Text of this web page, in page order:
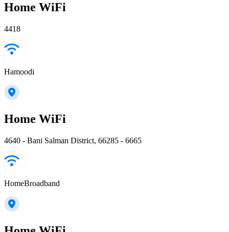
Home WiFi
4418
Hamoodi
Home WiFi
4640 - Bani Salman District, 66285 - 6665
HomeBroadband